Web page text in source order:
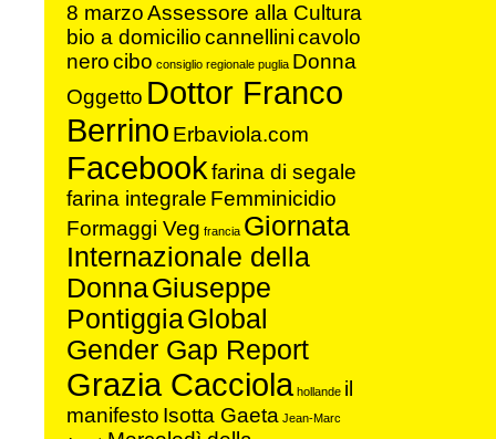
8 marzoAssessore alla Cultura
bio a domiciliocannellinicavolo
nerocibo consiglio regionale puglia Donna
Oggetto Dottor Franco
Berrino Erbaviola.com
Facebookfarina di segale
farina integrale Femminicidio
Formaggi Veg francia Giornata
Internazionale della
DonnaGiuseppe
PontiggiaGlobal
Gender Gap Report
Grazia Cacciola hollande il
manifesto Isotta Gaeta Jean-Marc